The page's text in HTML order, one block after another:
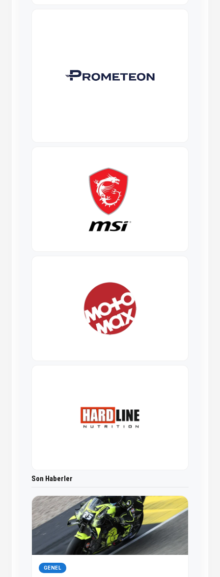
Son Haberler
GENEL